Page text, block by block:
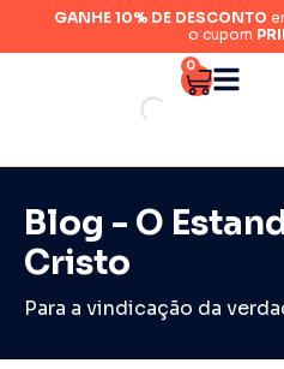
GANHE 10% DE DESCONTO
o cupom
0
Blog - O
Cristo
Para a vindicação da